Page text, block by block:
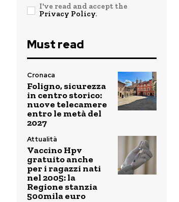
I've read and accept the
Privacy Policy.
Must read
Cronaca
Foligno, sicurezza
in centro storico:
nuove telecamere
entro le metà del
2027
Attualità
Vaccino Hpv
gratuito anche
per i ragazzi nati
nel 2005: la
Regione stanzia
500mila euro